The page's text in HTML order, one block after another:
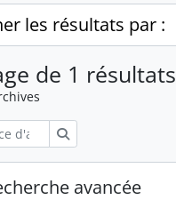
les résultats par :
de 1 résultats
avancée